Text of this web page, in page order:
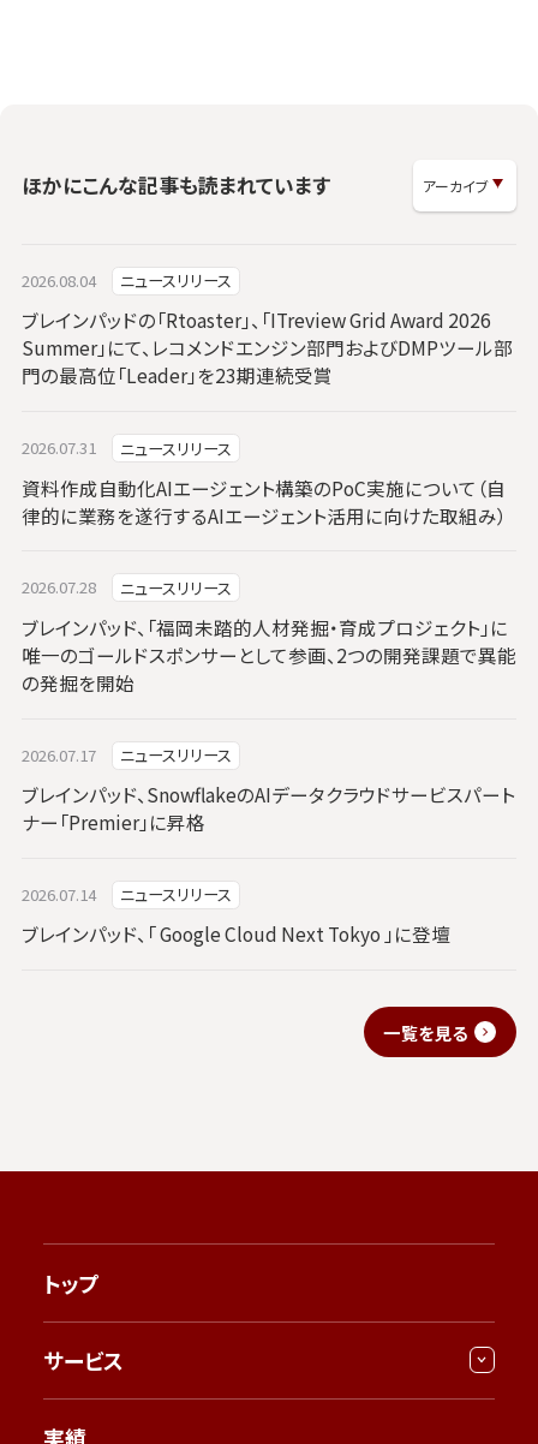
ほかにこんな記事も読まれています
2026.08.04 ニュースリリース
ブレインパッドの「Rtoaster」、「ITreview Grid Award 2026
Summer」にて、レコメンドエンジン部門およびDMPツール部
門の最高位「Leader」を23期連続受賞
2026.07.31 ニュースリリース
資料作成自動化AIエージェント構築のPoC実施について（自
律的に業務を遂行するAIエージェント活用に向けた取組み）
2026.07.28 ニュースリリース
ブレインパッド、「福岡未踏的人材発掘・育成プロジェクト」に
唯一のゴールドスポンサーとして参画、2つの開発課題で異能
の発掘を開始
2026.07.17 ニュースリリース
ブレインパッド、SnowflakeのAIデータクラウドサービスパート
ナー「Premier」に昇格
2026.07.14 ニュースリリース
ブレインパッド、「 Google Cloud Next Tokyo 」に登壇
一覧を見る
トップ
サービス
実績